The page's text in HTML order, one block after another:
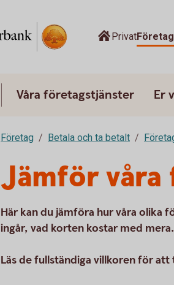
PrivatFöretag
Våra företagstjänster Er
Företag Betala och ta betalt
Jämför
Här kan du jämföra hur våra olika
ingår, vad korten kostar med mera.
Läs de fullständiga villkoren för att